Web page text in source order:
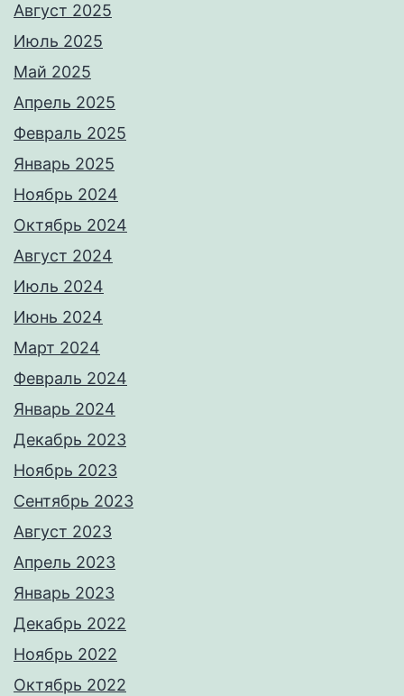
Август 2025
Июль 2025
Май 2025
Апрель 2025
Февраль 2025
Январь 2025
Ноябрь 2024
Октябрь 2024
Август 2024
Июль 2024
Июнь 2024
Март 2024
Февраль 2024
Январь 2024
Декабрь 2023
Ноябрь 2023
Сентябрь 2023
Август 2023
Апрель 2023
Январь 2023
Декабрь 2022
Ноябрь 2022
Октябрь 2022